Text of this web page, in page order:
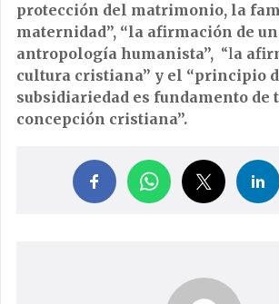
protección del matrimonio, la
maternidad”, “la afirmación de
antropología humanista”, “la
cultura cristiana” y el “principio
subsidiariedad es fundamento de
concepción cristiana”.